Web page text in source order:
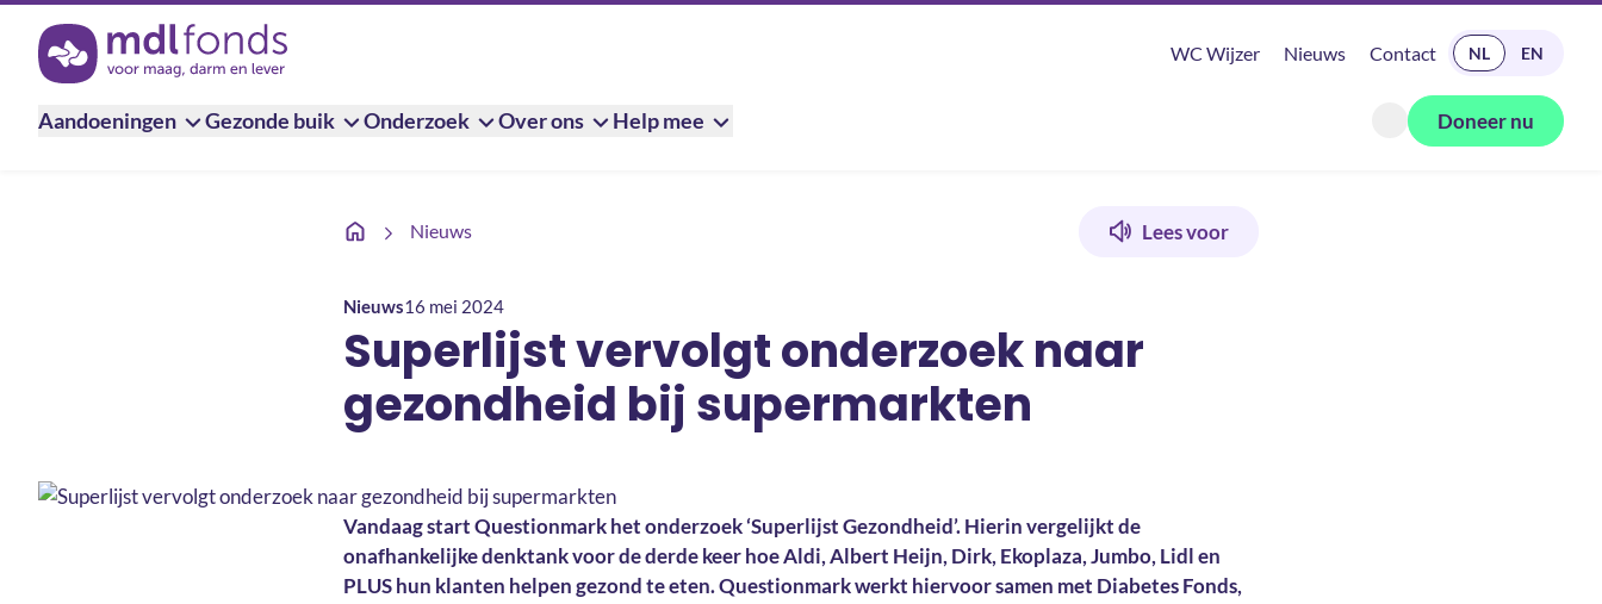
Terug naar de homepage
WC Wijzer Nieuws Contact READ IN ENGLISH
NL EN
Aandoeningen Gezonde buik Onderzoek Over ons Help mee
Zoeken openen
Doneer nu
Nieuws
Superlijst vervolgt onderzoek naar gezondheid bij supermarkten
Lees voor
Superlijst vervolgt onderzoek naar
gezondheid bij supermarkten
Nieuws16 mei 2024
Vandaag start Questionmark het onderzoek ‘Superlijst Gezondheid’. Hierin vergelijkt de
onafhankelijke denktank voor de derde keer hoe Aldi, Albert Heijn, Dirk, Ekoplaza, Jumbo, Lidl en
PLUS hun klanten helpen gezond te eten. Questionmark werkt hiervoor samen met Diabetes Fonds,